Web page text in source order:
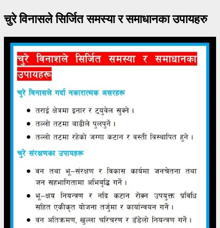
चुरे विनासले सिर्जित समस्या र समाधानका उपायहरु